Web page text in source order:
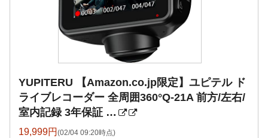
YUPITERU 【Amazon.co.jp限定】ユピテル ド
ライブレコーダー 全周囲360°Q-21A 前方/左右/
室内記録 3年保証 …
19,999円 (02/04 09:20時点)